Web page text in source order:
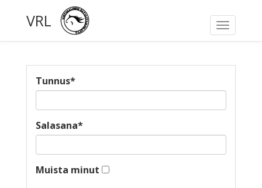
Toggle
VRL
Tunnus*
Salasana*
Muista minut